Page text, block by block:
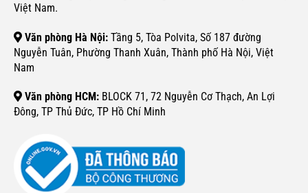
Việt Nam.
Văn phòng Hà Nội: Tầng 5, Tòa Polvita, Số 187 đường
Nguyễn Tuân, Phường Thanh Xuân, Thành phố Hà Nội, Việt
Nam
Văn phòng HCM: BLOCK 71, 72 Nguyễn Cơ Thạch, An Lợi
Đông, TP Thủ Đức, TP Hồ Chí Minh